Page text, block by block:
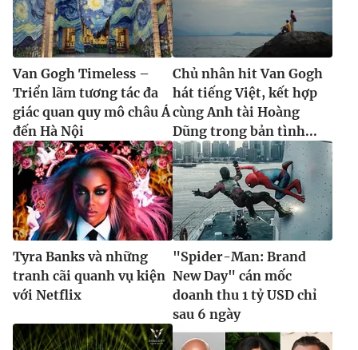
Van Gogh Timeless –
Triển lãm tương tác đa
giác quan quy mô châu Á
đến Hà Nội
Chủ nhân hit Van Gogh
hát tiếng Việt, kết hợp
cùng Anh tài Hoàng
Dũng trong bản tình...
Tyra Banks và những
tranh cãi quanh vụ kiện
với Netflix
"Spider-Man: Brand
New Day" cán mốc
doanh thu 1 tỷ USD chỉ
sau 6 ngày